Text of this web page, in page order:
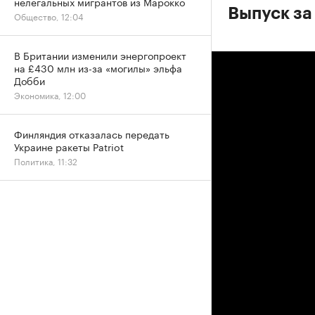
Выпуск
Общество, 12:04
В Британии изменили энергопроект
на £430 млн из-за «могилы» эльфа
Добби
Экономика, 12:00
Финляндия отказалась передать
Украине ракеты Patriot
Политика, 11:32